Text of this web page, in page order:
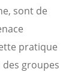
sont de
pratique
groupes